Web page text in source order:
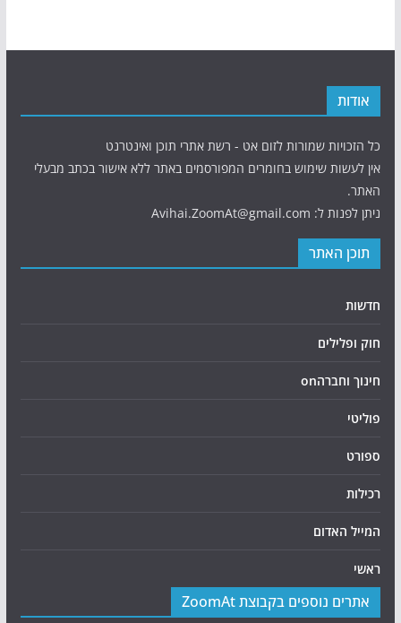
אודות
כל הזכויות שמורות לזום אט - רשת אתרי תוכן ואינטרנט
אין לעשות שימוש בחומרים המפורסמים באתר ללא אישור בכתב מבעלי
האתר.
ניתן לפנות ל: Avihai.ZoomAt@gmail.com
תוכן האתר
חדשות
חוק ופלילים
חינוך וחברהon
פוליטי
ספורט
רכילות
המייל האדום
ראשי
אתרים נוספים בקבוצת ZoomAt